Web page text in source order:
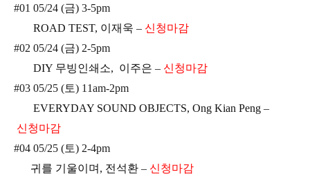
#01 05/24 (금) 3-5pm
ROAD TEST, 이재욱 – 신청마감
#02 05/24 (금) 2-5pm
DIY 무빙인쇄소, 이주은– 신청마감
#03 05/25 (토) 11am-2pm
EVERYDAY SOUND OBJECTS, Ong Kian Peng –
신청마감
#04 05/25 (토) 2-4pm
귀를 기울이며, 전석환– 신청마감